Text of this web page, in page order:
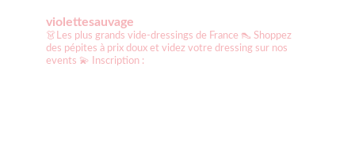
violettesauvage
👗Les plus grands vide-dressings de France 👠 Shoppez
des pépites à prix doux et videz votre dressing sur nos
events 💫 Inscription :